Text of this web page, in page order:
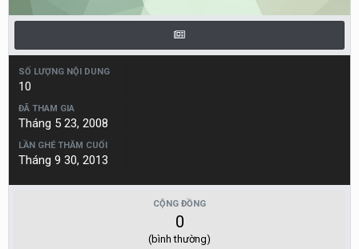
SỐ LƯỢNG NỘI DUNG
10
ĐÃ THAM GIA
Tháng 5 23, 2008
LẦN GHÉ THĂM CUỐI
Tháng 9 30, 2013
CỘNG ĐỒNG
0
(bình thường)